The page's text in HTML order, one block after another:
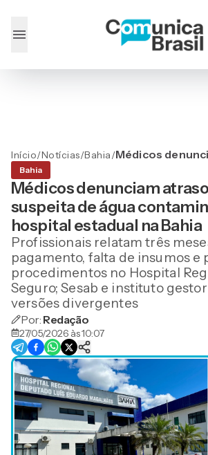
Início/Notícias/Bahia/Médicos
contaminada
estadual na Bahia
Bahia
Médicos denunciam
suspeita de água
hospital estadual na Bahia
Profissionais relatam três
pagamento, falta de insumos e
procedimentos no Hospital
Seguro; Sesab e instituto
versões divergentes
Por: Redação
27/05/2026 às 10:07